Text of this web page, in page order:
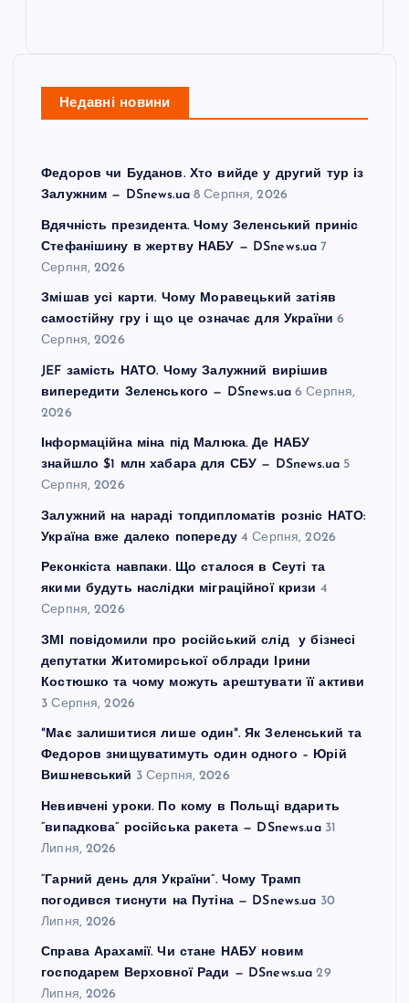
Недавні новини
Федоров чи Буданов. Хто вийде у другий тур із
Залужним — DSnews.ua 8 Серпня, 2026
Вдячність президента. Чому Зеленський приніс
Стефанішину в жертву НАБУ — DSnews.ua 7
Серпня, 2026
Змішав усі карти. Чому Моравецький затіяв
самостійну гру і що це означає для України 6
Серпня, 2026
JEF замість НАТО. Чому Залужний вирішив
випередити Зеленського — DSnews.ua 6 Серпня,
2026
Інформаційна міна під Малюка. Де НАБУ
знайшло $1 млн хабара для СБУ — DSnews.ua 5
Серпня, 2026
Залужний на нараді топдипломатів розніс НАТО:
Україна вже далеко попереду 4 Серпня, 2026
Реконкіста навпаки. Що сталося в Сеуті та
якими будуть наслідки міграційної кризи 4
Серпня, 2026
ЗМІ повідомили про російський слід у бізнесі
депутатки Житомирської облради Ірини
Костюшко та чому можуть арештувати її активи
3 Серпня, 2026
"Має залишитися лише один". Як Зеленський та
Федоров знищуватимуть один одного – Юрій
Вишневський 3 Серпня, 2026
Невивчені уроки. По кому в Польщі вдарить
“випадкова” російська ракета — DSnews.ua 31
Липня, 2026
“Гарний день для України”. Чому Трамп
погодився тиснути на Путіна — DSnews.ua 30
Липня, 2026
Справа Арахамії. Чи стане НАБУ новим
господарем Верховної Ради — DSnews.ua 29
Липня, 2026